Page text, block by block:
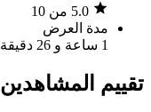
مدة العرض
1 ساعة و 26 دقيقة
تقييم المشاهدين